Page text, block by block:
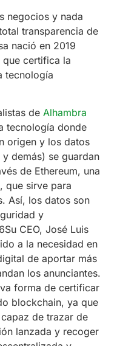
negocios y nada
transparencia de
nació en 2019
que certifica la
tecnología
deAlhambra
tecnología donde
origen y los datos
demás) se guardan
de Ethereum, una
que sirve para
Así, los datos son
y
CEO, José Luis
a la necesidad en
de aportar más
los anunciantes.
forma de certificar
blockchain, ya que
de trazar de
lanzada y recoger